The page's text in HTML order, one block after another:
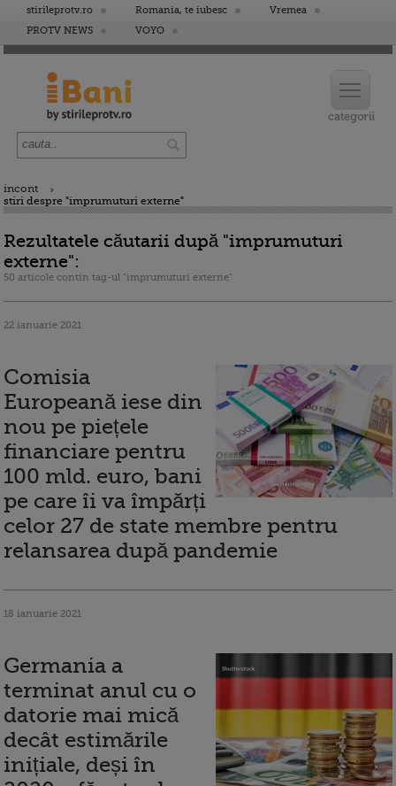
stirileprotv.ro Romania, te iubesc
Vremea
PROTV NEWS
VOYO
incont
stiri despre "imprumuturi externe"
Rezultatele căutarii după "imprumuturi
externe":
50 articole contin tag-ul "imprumuturi externe"
22 ianuarie 2021
Comisia
Europeană iese din
nou pe piețele
financiare pentru
100 mld. euro, bani
pe care îi va împărți
celor 27 de state membre pentru
relansarea după pandemie
18 ianuarie 2021
Germania a
terminat anul cu o
datorie mai mică
decât estimările
inițiale, deși în